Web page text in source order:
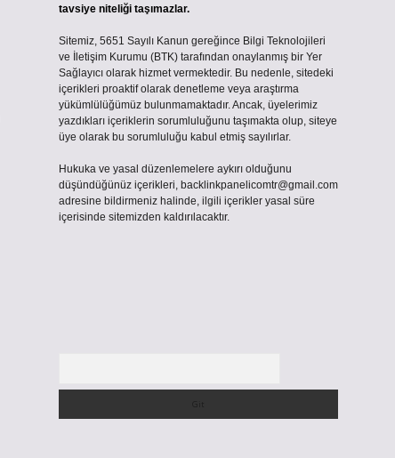
tavsiye niteliği taşımazlar.
Sitemiz, 5651 Sayılı Kanun gereğince Bilgi Teknolojileri
ve İletişim Kurumu (BTK) tarafından onaylanmış bir Yer
Sağlayıcı olarak hizmet vermektedir. Bu nedenle, sitedeki
içerikleri proaktif olarak denetleme veya araştırma
yükümlülüğümüz bulunmamaktadır. Ancak, üyelerimiz
yazdıkları içeriklerin sorumluluğunu taşımakta olup, siteye
üye olarak bu sorumluluğu kabul etmiş sayılırlar.
Hukuka ve yasal düzenlemelere aykırı olduğunu
düşündüğünüz içerikleri, backlinkpanelicomtr@gmail.com
adresine bildirmeniz halinde, ilgili içerikler yasal süre
içerisinde sitemizden kaldırılacaktır.